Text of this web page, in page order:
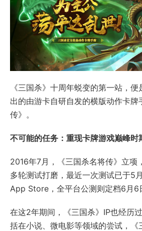
《三国杀》十周年蜕变的第一站，
出的由游卡自研自发的横版动作卡牌
传》。
不可能的任务：重现卡牌游戏巅峰时
2016年7月，《三国杀名将传》立项
多轮测试打磨，最近一次测试已于5
App Store，全平台公测则定档6月6
在这2年期间，《三国杀》IP也经历
括在小说、微电影等领域的尝试，《